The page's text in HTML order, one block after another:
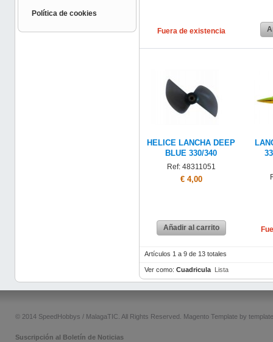
Fuera de existencia
HELICE LANCHA DEEP
BLUE 330/340
Ref: 48311051
€ 4,00
Añadir al carrito
Artículos 1 a 9 de 13 totales
Ver como: Cuadricula Lista
Política de cookies
© 2014 SpeedHobbys / MalagaTIC. All Rights Reserved. Magento Template by
Suscripción al Boletín de Noticias